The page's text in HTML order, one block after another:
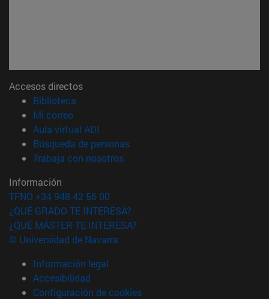
Accesos directos
Biblioteca
Mi correo(abre en nueva ventana)
Aula virtual ADI
Búsqueda de personas(abre en nueva ventana)
Trabaja con nosotros(abre en nueva ventana)
Información
TFNO +34 948 42 56 00
¿QUÉ GRADO TE INTERESA?
¿QUÉ MÁSTER TE INTERESA?
© Universidad de Navarra
Información legal
Accesibilidad
Configuración de cookies